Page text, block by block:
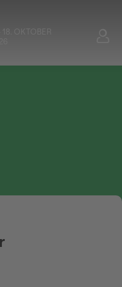
18. OKTOBER